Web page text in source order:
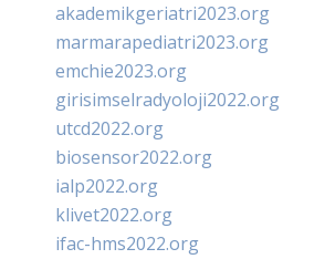
akademikgeriatri2023.org
marmarapediatri2023.org
emchie2023.org
girisimselradyoloji2022.org
utcd2022.org
biosensor2022.org
ialp2022.org
klivet2022.org
ifac-hms2022.org